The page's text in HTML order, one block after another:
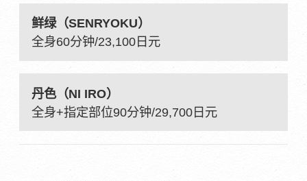
鲜绿（SENRYOKU）
全身60分钟/23,100日元
丹色（NI IRO）
全身+指定部位90分钟/29,700日元